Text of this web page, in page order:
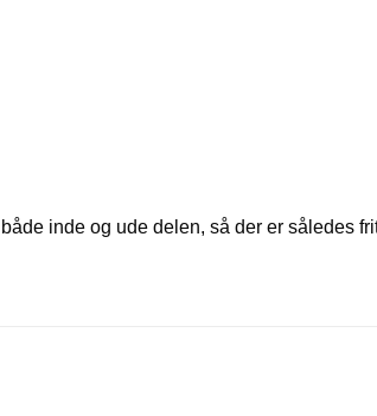
inde og ude delen, så der er således